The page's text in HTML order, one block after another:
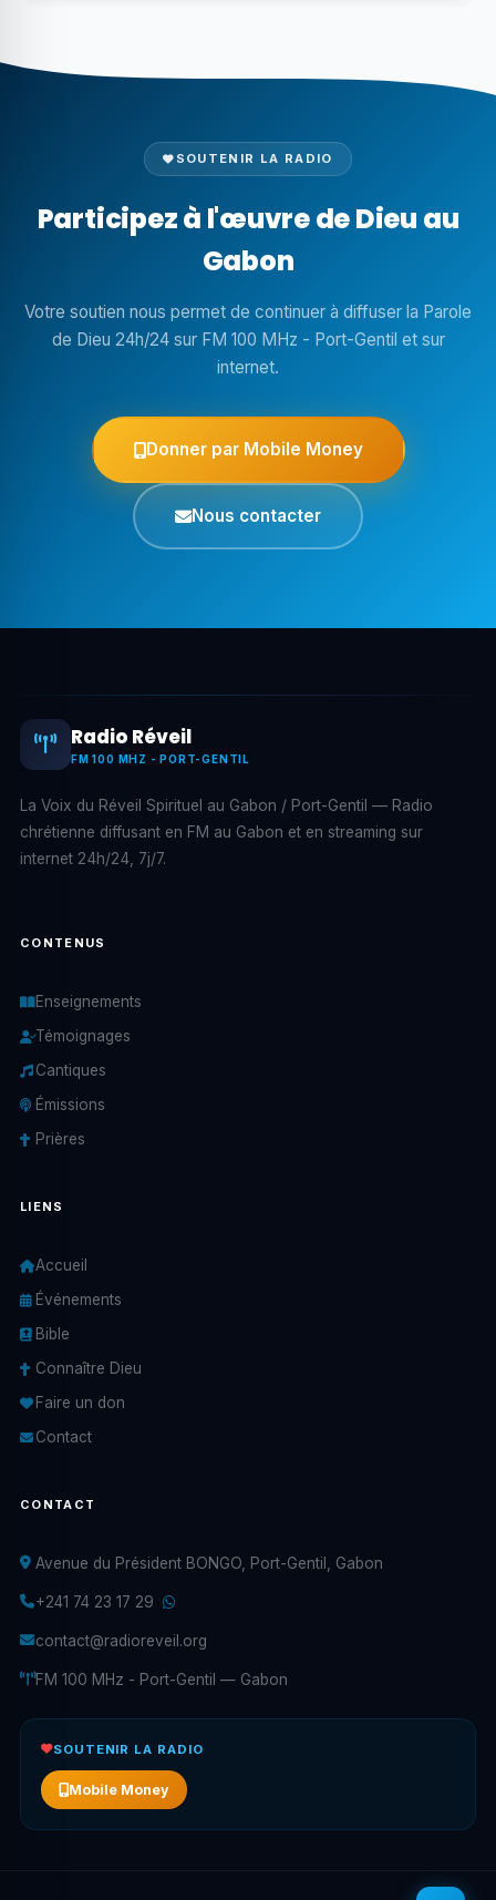
SOUTENIR LA RADIO
Participez à l'œuvre de Dieu au
Gabon
Votre soutien nous permet de continuer à diffuser la Parole
de Dieu 24h/24 sur FM 100 MHz - Port-Gentil et sur
internet.
Donner par Mobile Money
Nous contacter
Radio Réveil
FM 100 MHZ - PORT-GENTIL
La Voix du Réveil Spirituel au Gabon / Port-Gentil — Radio
chrétienne diffusant en FM au Gabon et en streaming sur
internet 24h/24, 7j/7.
CONTENUS
Enseignements
Témoignages
Cantiques
Émissions
Prières
LIENS
Accueil
Événements
Bible
Connaître Dieu
Faire un don
Contact
CONTACT
Avenue du Président BONGO, Port-Gentil, Gabon
+241 74 23 17 29
contact@radioreveil.org
FM 100 MHz - Port-Gentil — Gabon
SOUTENIR LA RADIO
Mobile Money